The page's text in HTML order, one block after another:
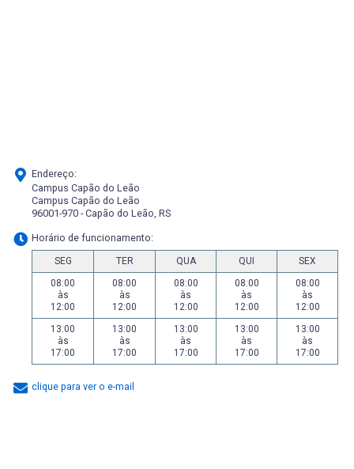
Endereço:
Campus Capão do Leão
Campus Capão do Leão
96001-970 - Capão do Leão, RS
Horário de funcionamento:
SEG TER QUA QUI
SEX
08:00
às
12:00
08:00
às
12:00
08:00
às
12:00
08:00
às
12:00
08:00
às
12:00
13:00
às
17:00
13:00
às
17:00
13:00
às
17:00
13:00
às
17:00
13:00
às
17:00
clique para ver o e-mail